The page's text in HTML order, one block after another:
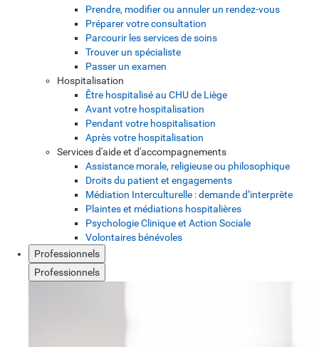
Prendre, modifier ou annuler un rendez-vous
Préparer votre consultation
Parcourir les services de soins
Trouver un spécialiste
Passer un examen
Hospitalisation
Être hospitalisé au CHU de Liège
Avant votre hospitalisation
Pendant votre hospitalisation
Après votre hospitalisation
Services d'aide et d'accompagnements
Assistance morale, religieuse ou philosophique
Droits du patient et engagements
Médiation Interculturelle : demande d’interprète
Plaintes et médiations hospitalières
Psychologie Clinique et Action Sociale
Volontaires bénévoles
Professionnels
Professionnels